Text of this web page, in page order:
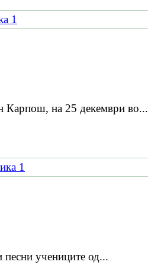
Карпош, на 25 декември во...
учениците од...